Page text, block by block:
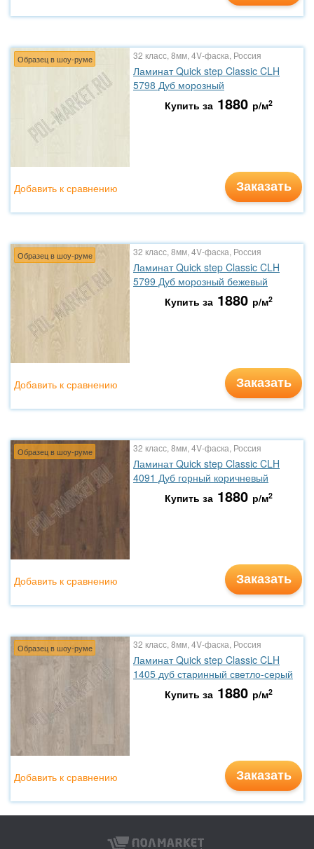
Образец в шоу-руме 32 класс, 8мм, 4V-фаска, Россия
Ламинат Quick step Classic CLH
5798 Дуб морозный
Купить за 1880 р/м2
Заказать
Добавить к сравнению
Образец в шоу-руме 32 класс, 8мм, 4V-фаска, Россия
Ламинат Quick step Classic CLH
5799 Дуб морозный бежевый
Купить за 1880 р/м2
Заказать
Добавить к сравнению
Образец в шоу-руме 32 класс, 8мм, 4V-фаска, Россия
Ламинат Quick step Classic CLH
4091 Дуб горный коричневый
Купить за 1880 р/м2
Заказать
Добавить к сравнению
Образец в шоу-руме 32 класс, 8мм, 4V-фаска, Россия
Ламинат Quick step Classic CLH
1405 дуб старинный светло-серый
Купить за 1880 р/м2
Заказать
Добавить к сравнению